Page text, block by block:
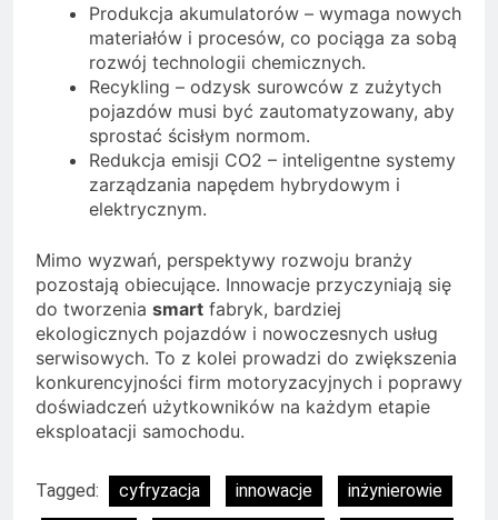
Produkcja akumulatorów – wymaga nowych
materiałów i procesów, co pociąga za sobą
rozwój technologii chemicznych.
Recykling – odzysk surowców z zużytych
pojazdów musi być zautomatyzowany, aby
sprostać ścisłym normom.
Redukcja emisji CO2 – inteligentne systemy
zarządzania napędem hybrydowym i
elektrycznym.
Mimo wyzwań, perspektywy rozwoju branży
pozostają obiecujące. Innowacje przyczyniają się
do tworzenia smart fabryk, bardziej
ekologicznych pojazdów i nowoczesnych usług
serwisowych. To z kolei prowadzi do zwiększenia
konkurencyjności firm motoryzacyjnych i poprawy
doświadczeń użytkowników na każdym etapie
eksploatacji samochodu.
Tagged: cyfryzacja innowacje
inżynierowie